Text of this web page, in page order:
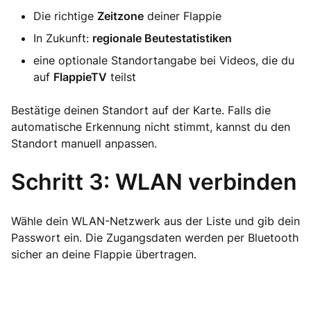
Die richtige Zeitzone deiner Flappie
In Zukunft: regionale Beutestatistiken
eine optionale Standortangabe bei Videos, die du
auf FlappieTV teilst
Bestätige deinen Standort auf der Karte. Falls die
automatische Erkennung nicht stimmt, kannst du den
Standort manuell anpassen.
Schritt 3: WLAN verbinden
Wähle dein WLAN-Netzwerk aus der Liste und gib dein
Passwort ein. Die Zugangsdaten werden per Bluetooth
sicher an deine Flappie übertragen.